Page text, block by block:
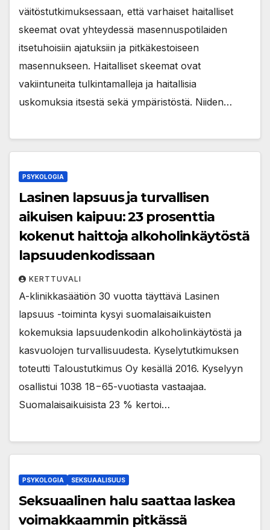
väitöstutkimuksessaan, että varhaiset haitalliset
skeemat ovat yhteydessä masennuspotilaiden
itsetuhoisiin ajatuksiin ja pitkäkestoiseen
masennukseen. Haitalliset skeemat ovat
vakiintuneita tulkintamalleja ja haitallisia
uskomuksia itsestä sekä ympäristöstä. Niiden…
PSYKOLOGIA
Lasinen lapsuus ja turvallisen
aikuisen kaipuu: 23 prosenttia
kokenut haittoja alkoholinkäytöstä
lapsuudenkodissaan
KERTTUVALI
A-klinikkasäätiön 30 vuotta täyttävä Lasinen
lapsuus -toiminta kysyi suomalaisaikuisten
kokemuksia lapsuudenkodin alkoholinkäytöstä ja
kasvuolojen turvallisuudesta. Kyselytutkimuksen
toteutti Taloustutkimus Oy kesällä 2016. Kyselyyn
osallistui 1038 18−65-vuotiasta vastaajaa.
Suomalaisaikuisista 23 % kertoi…
PSYKOLOGIA SEKSUAALISUUS
Seksuaalinen halu saattaa laskea
voimakkaammin pitkässä